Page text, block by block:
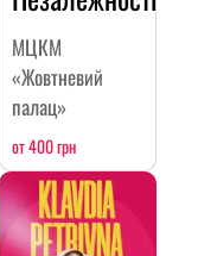
МЦКМ
«Жовтневий
палац»
от 400 грн